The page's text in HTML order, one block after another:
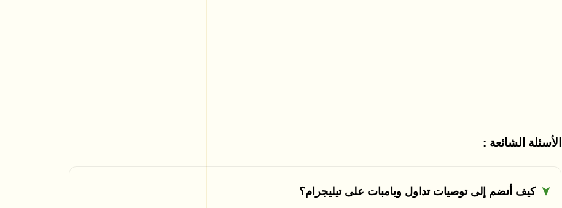
الأسئلة الشائعة :
كيف أنضم إلى توصيات تداول وبامبات على تيليجرام؟